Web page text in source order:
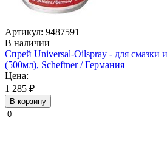
Артикул: 9487591
В наличии
Спрей Universal-Oilspray - для смазки
(500мл), Scheftner / Германия
Цена:
1 285 ₽
В корзину